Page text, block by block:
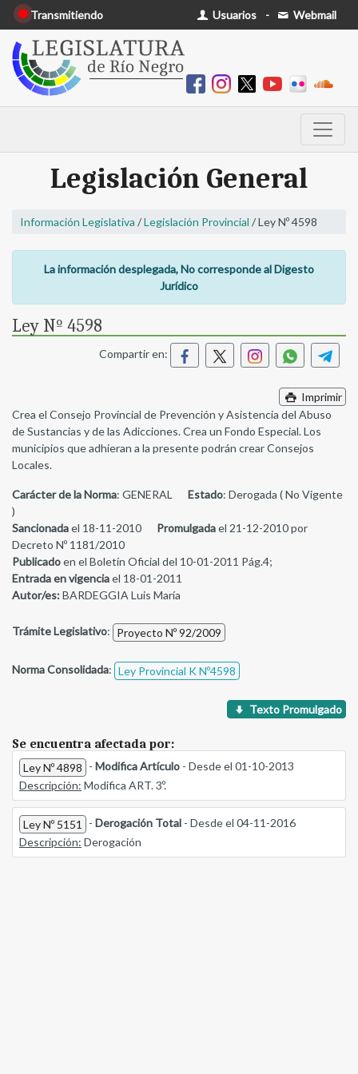
Transmitiendo Usuarios - Webmail
Legislación General
Información Legislativa /Legislación Provincial / Ley Nº 4598
La información desplegada, No corresponde al Digesto
Jurídico
Ley Nº 4598
Compartir en:
Imprimir
Crea el Consejo Provincial de Prevención y Asistencia del Abuso
de Sustancias y de las Adicciones. Crea un Fondo Especial. Los
municipios que adhieran a la presente podrán crear Consejos
Locales.
Carácter de la Norma: GENERAL Estado: Derogada ( No Vigente
)
Sancionadael 18-11-2010 Promulgadael 21-12-2010 por
Decreto Nº 1181/2010
Publicadoen el Boletín Oficial del 10-01-2011 Pág.4;
Entrada en vigenciael 18-01-2011
Autor/es:BARDEGGIA Luis María
Trámite Legislativo: Proyecto Nº 92/2009
Norma Consolidada: Ley Provincial K Nº4598
Texto Promulgado
Se encuentra afectada por:
Ley Nº 4898 - Modifica Artículo - Desde el 01-10-2013
Descripción: Modifica ART. 3º.
Ley Nº 5151 - Derogación Total - Desde el 04-11-2016
Descripción: Derogación